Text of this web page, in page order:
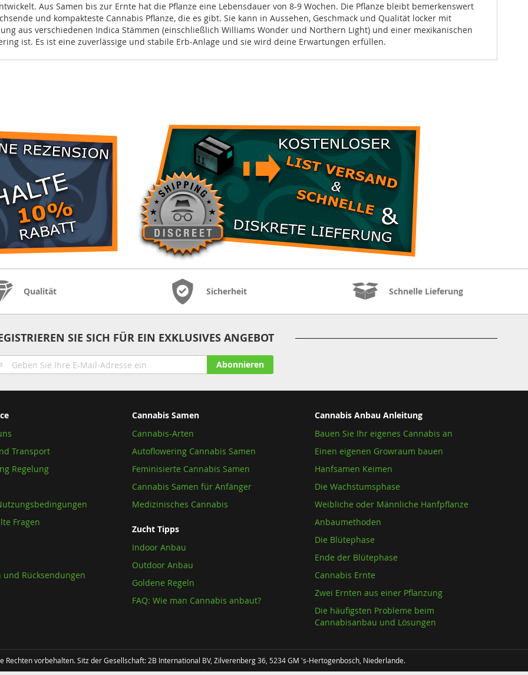
Aus Samen bis zur Ernte hat die Pflanze eine Lebensdauer von 8-9 Wochen. Die Pflanze bleibt bemerkenswert
und kompakteste Cannabis Pflanze, die es gibt. Sie kann in Aussehen, Geschmack und Qualität locker mit
aus verschiedenen Indica Stämmen (einschließlich Williams Wonder und Northern Light) und einer mexikanischen
ist. Es ist eine zuverlässige und stabile Erb-Anlage und sie wird deine Erwartungen erfüllen.
Qualität Sicherheit Schnelle Lieferung
SIE SICH FÜR EIN EXKLUSIVES ANGEBOT
Abonnieren
Transport
Regelung
Fragen
und Rücksendungen
Cannabis Samen
Cannabis-Arten
Autoflowering Cannabis Samen
Feminisierte Cannabis Samen
Cannabis Samen für Anfänger
Medizinisches Cannabis
Zucht Tipps
Indoor Anbau
Outdoor Anbau
Goldene Regeln
FAQ: Wie man Cannabis anbaut?
Cannabis Anbau Anleitung
Bauen Sie Ihr eigenes Cannabis an
Einen eigenen Growraum bauen
Hanfsamen Keimen
Die Wachstumsphase
Weibliche oder Männliche Hanfpflanze
Anbaumethoden
Die Blütephase
Ende der Blütephase
Cannabis Ernte
Zwei Ernten aus einer Pflanzung
Die häufigsten Probleme beim
Cannabisanbau und Lösungen
Rechten vorbehalten. Sitz der Gesellschaft: 2B International BV, Zilverenberg 36, 5234 GM 's-Hertogenbosch, Niederlande.